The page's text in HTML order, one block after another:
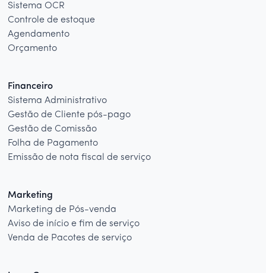
Sistema OCR
Controle de estoque
Agendamento
Orçamento
Financeiro
Sistema Administrativo
Gestão de Cliente pós-pago
Gestão de Comissão
Folha de Pagamento
Emissão de nota fiscal de serviço
Marketing
Marketing de Pós-venda
Aviso de início e fim de serviço
Venda de Pacotes de serviço